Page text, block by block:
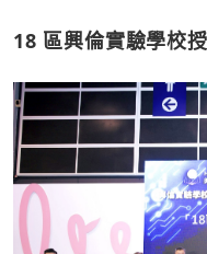
18 區興倫實驗學校